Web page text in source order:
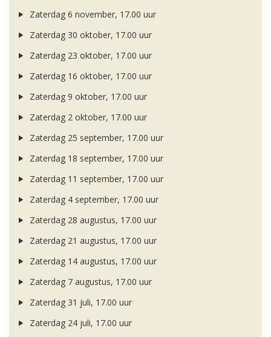
Zaterdag 6 november, 17.00 uur
Zaterdag 30 oktober, 17.00 uur
Zaterdag 23 oktober, 17.00 uur
Zaterdag 16 oktober, 17.00 uur
Zaterdag 9 oktober, 17.00 uur
Zaterdag 2 oktober, 17.00 uur
Zaterdag 25 september, 17.00 uur
Zaterdag 18 september, 17.00 uur
Zaterdag 11 september, 17.00 uur
Zaterdag 4 september, 17.00 uur
Zaterdag 28 augustus, 17.00 uur
Zaterdag 21 augustus, 17.00 uur
Zaterdag 14 augustus, 17.00 uur
Zaterdag 7 augustus, 17.00 uur
Zaterdag 31 juli, 17.00 uur
Zaterdag 24 juli, 17.00 uur